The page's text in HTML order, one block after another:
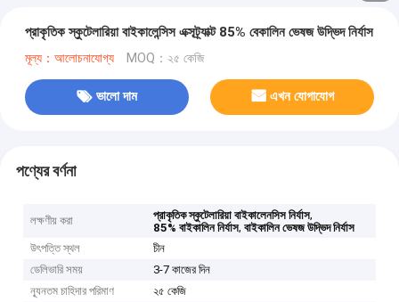
প্রাকৃতিক স্কুটেলারিয়া বাইকালেন্সিস এক্সট্র্যাক্ট 85% বেকালিন ভেষজ উদ্ভিদ নির্যাস
মূল্য：আলোচনাযোগ্য MOQ：২৫ কেজি
ভালো দাম এখন যোগাযোগ
পণ্যের বর্ণনা
লক্ষণীয় করা প্রাকৃতিক স্কুটেলারিয়া বাইকালেনসিস নির্যাস,
85% বাইকালিন নির্যাস,বাইকালিন ভেষজ উদ্ভিদ নির্যাস
উৎপত্তি স্থল
চীন
ডেলিভারি সময়
3-7 কাজের দিন
ন্যূনতম চাহিদার পরিমাণ
২৫ কেজি